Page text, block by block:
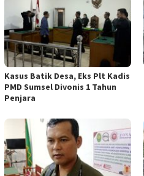
Kasus Batik Desa, Eks Plt Kadis
PMD Sumsel Divonis 1 Tahun
Penjara